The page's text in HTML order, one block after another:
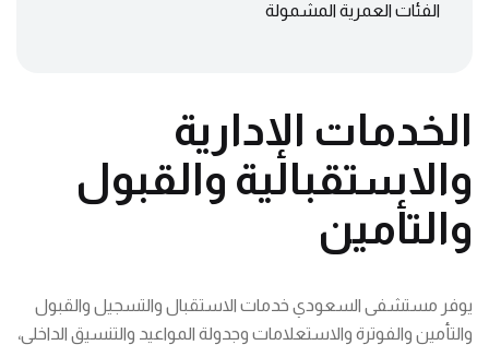
الفئات العمرية المشمولة
الخدمات الإدارية
والاستقبالية والقبول
والتأمين
يوفر مستشفى السعودي خدمات الاستقبال والتسجيل والقبول
والتأمين والفوترة والاستعلامات وجدولة المواعيد والتنسيق الداخلي،